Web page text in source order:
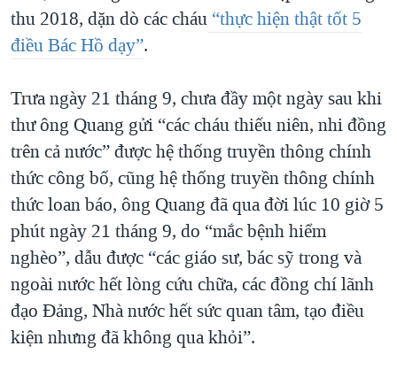
thu 2018, dặn dò các cháu “thực hiện thật tốt 5
điều Bác Hồ dạy”.
Trưa ngày 21 tháng 9, chưa đầy một ngày sau khi
thư ông Quang gửi “các cháu thiếu niên, nhi đồng
trên cả nước” được hệ thống truyền thông chính
thức công bố, cũng hệ thống truyền thông chính
thức loan báo, ông Quang đã qua đời lúc 10 giờ 5
phút ngày 21 tháng 9, do “mắc bệnh hiểm
nghèo”, dẫu được “các giáo sư, bác sỹ trong và
ngoài nước hết lòng cứu chữa, các đồng chí lãnh
đạo Đảng, Nhà nước hết sức quan tâm, tạo điều
kiện nhưng đã không qua khỏi”.